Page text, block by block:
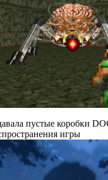
пустые коробки
игры